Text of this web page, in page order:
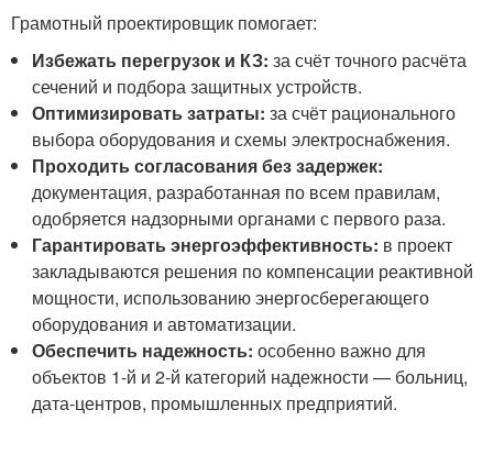
Грамотный проектировщик помогает:
Избежать перегрузок и КЗ: за счёт точного расчёта
сечений и подбора защитных устройств.
Оптимизировать затраты: за счёт рационального
выбора оборудования и схемы электроснабжения.
Проходить согласования без задержек:
документация, разработанная по всем правилам,
одобряется надзорными органами с первого раза.
Гарантировать энергоэффективность: в проект
закладываются решения по компенсации реактивной
мощности, использованию энергосберегающего
оборудования и автоматизации.
Обеспечить надежность: особенно важно для
объектов 1-й и 2-й категорий надежности — больниц,
дата-центров, промышленных предприятий.